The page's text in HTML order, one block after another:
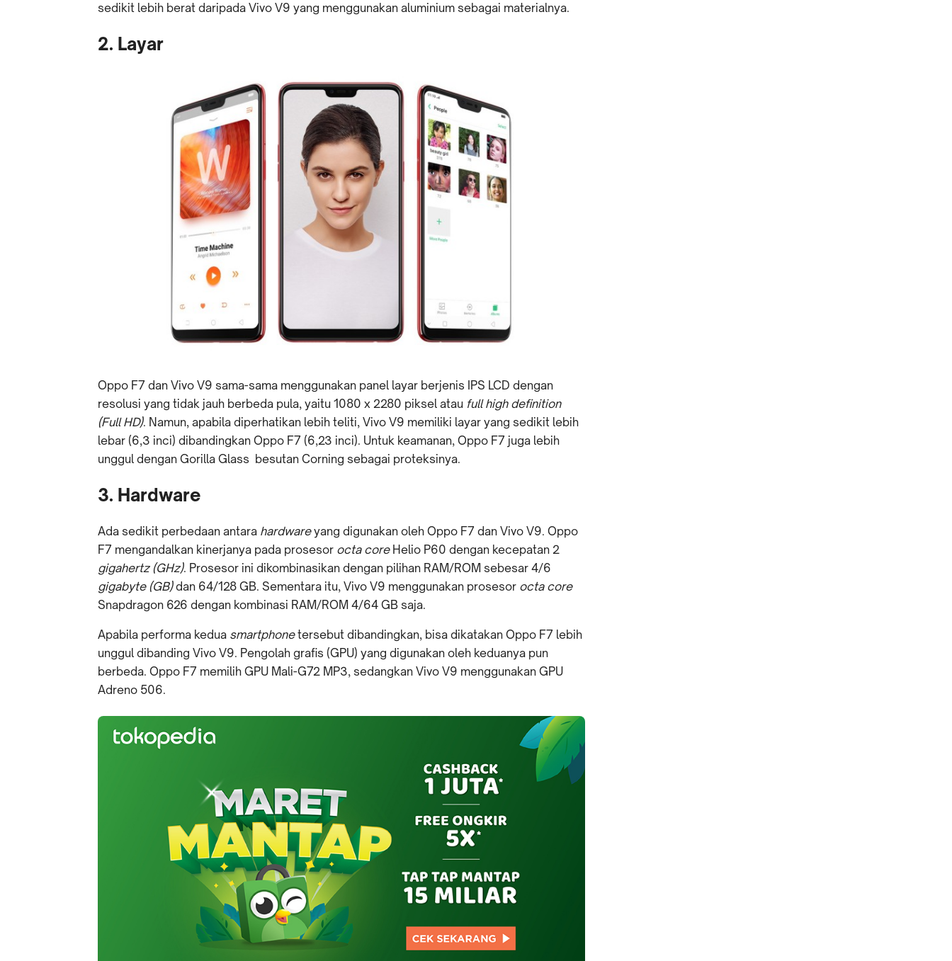
sedikit lebih berat daripada Vivo V9 yang menggunakan aluminium sebagai materialnya.
2. Layar
Oppo F7 dan Vivo V9 sama-sama menggunakan panel layar berjenis IPS LCD dengan
resolusi yang tidak jauh berbeda pula, yaitu 1080 x 2280 piksel atau full high definition
(Full HD). Namun, apabila diperhatikan lebih teliti, Vivo V9 memiliki layar yang sedikit lebih
lebar (6,3 inci) dibandingkan Oppo F7 (6,23 inci). Untuk keamanan, Oppo F7 juga lebih
unggul dengan Gorilla Glass besutan Corning sebagai proteksinya.
3. Hardware
Ada sedikit perbedaan antara hardwareyang digunakan oleh Oppo F7 dan Vivo V9. Oppo
F7 mengandalkan kinerjanya pada prosesor octa core Helio P60 dengan kecepatan 2
gigahertz (GHz). Prosesor ini dikombinasikan dengan pilihan RAM/ROM sebesar 4/6
gigabyte (GB)dan 64/128 GB. Sementara itu, Vivo V9 menggunakan prosesor octa core
Snapdragon 626 dengan kombinasi RAM/ROM 4/64 GB saja.
Apabila performa kedua smartphonetersebut dibandingkan, bisa dikatakan Oppo F7 lebih
unggul dibanding Vivo V9. Pengolah grafis (GPU) yang digunakan oleh keduanya pun
berbeda. Oppo F7 memilih GPU Mali-G72 MP3, sedangkan Vivo V9 menggunakan GPU
Adreno 506.